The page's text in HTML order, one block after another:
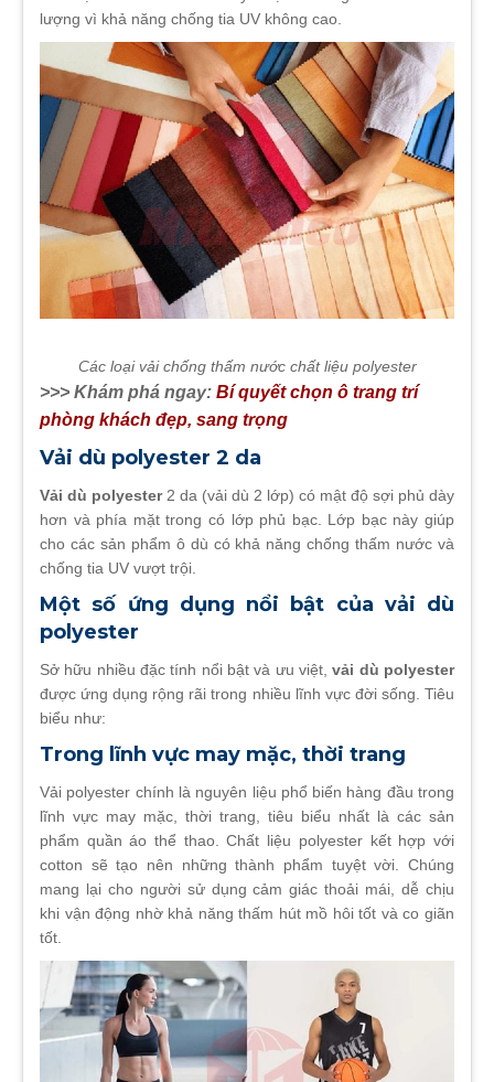
lượng vì khả năng chống tia UV không cao.
Các loại vải chống thấm nước chất liệu polyester
>>> Khám phá ngay: Bí quyết chọn ô trang trí
phòng khách đẹp, sang trọng
Vải dù polyester 2 da
Vải dù polyester2 da (vải dù 2 lớp) có mật độ sợi phủ dày
hơn và phía mặt trong có lớp phủ bạc. Lớp bạc này giúp
cho các sản phẩm ô dù có khả năng chống thấm nước và
chống tia UV vượt trội.
Một số ứng dụng nổi bật của vải dù
polyester
Sở hữu nhiều đặc tính nổi bật và ưu việt,vải dù polyester
được ứng dụng rộng rãi trong nhiều lĩnh vực đời sống. Tiêu
biểu như:
Trong lĩnh vực may mặc, thời trang
Vải polyester chính là nguyên liệu phổ biến hàng đầu trong
lĩnh vực may mặc, thời trang, tiêu biểu nhất là các sản
phẩm quần áo thể thao. Chất liệu polyester kết hợp với
cotton sẽ tạo nên những thành phẩm tuyệt vời. Chúng
mang lại cho người sử dụng cảm giác thoải mái, dễ chịu
khi vận động nhờ khả năng thấm hút mồ hôi tốt và co giãn
tốt.